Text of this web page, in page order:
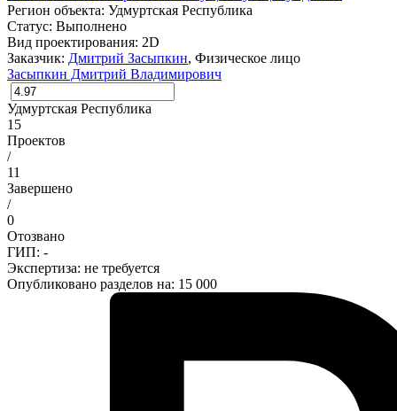
Регион объекта: Удмуртская Республика
Статус: Выполнено
Вид проектирования: 2D
Заказчик: Дмитрий Засыпкин, Физическое лицо
Засыпкин Дмитрий Владимирович
Удмуртская Республика
15
Проектов
/
11
Завершено
/
0
Отозвано
ГИП: -
Экспертиза: не требуется
Опубликовано разделов на: 15 000